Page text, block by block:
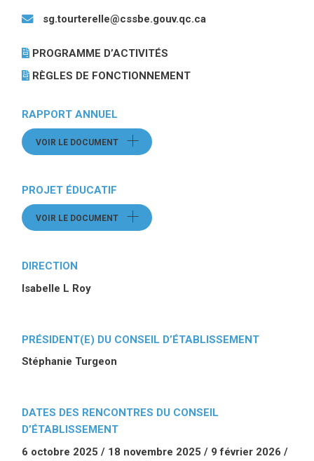
sg.tourterelle@cssbe.gouv.qc.ca
PROGRAMME D’ACTIVITÉS
RÈGLES DE FONCTIONNEMENT
RAPPORT ANNUEL
VOIR LE DOCUMENT (CE LIEN OUVRE UN FICHIER)
PROJET ÉDUCATIF
VOIR LE DOCUMENT (CE LIEN OUVRE UN FICHIER)
DIRECTION
Isabelle L Roy
PRÉSIDENT(E) DU CONSEIL D’ÉTABLISSEMENT
Stéphanie Turgeon
DATES DES RENCONTRES DU CONSEIL
D’ÉTABLISSEMENT
6 octobre 2025 / 18 novembre 2025 / 9 février 2026 /